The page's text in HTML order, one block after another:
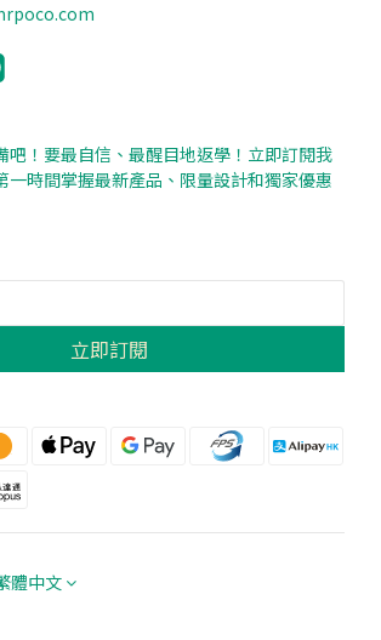
吧！要最自信、最醒目地返學！立即訂閱我
一時間掌握最新產品、限量設計和獨家優惠
立即訂閱
體中文